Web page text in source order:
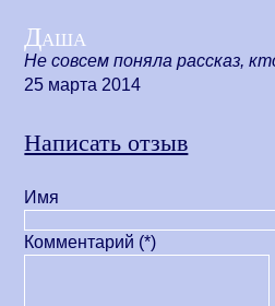
Даша
Не совсем поняла рассказ,
25 марта 2014
Написать отзыв
Имя
Комментарий (*)